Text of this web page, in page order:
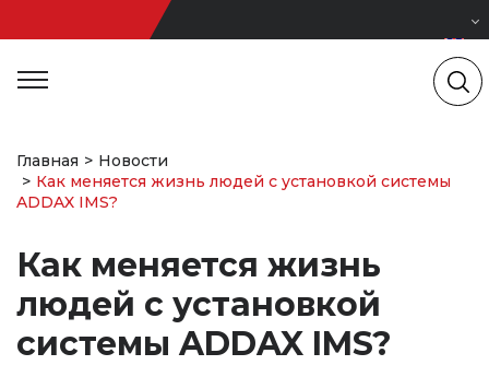
Главная
Новости
Как меняется жизнь людей с установкой системы
ADDAX IMS?
Как меняется жизнь
людей с установкой
системы ADDAX IMS?